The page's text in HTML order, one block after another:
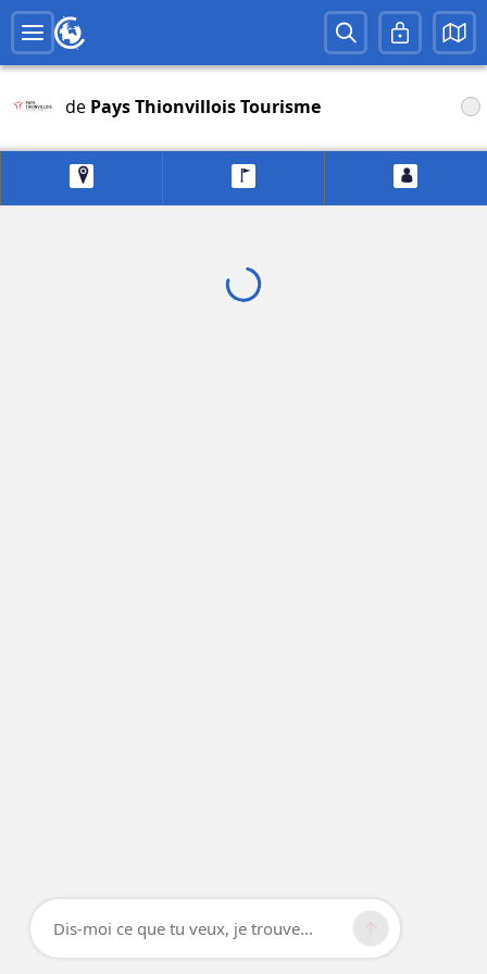
de Pays Thionvillois Tourisme
Dis-moi ce que tu veux, je trouve...